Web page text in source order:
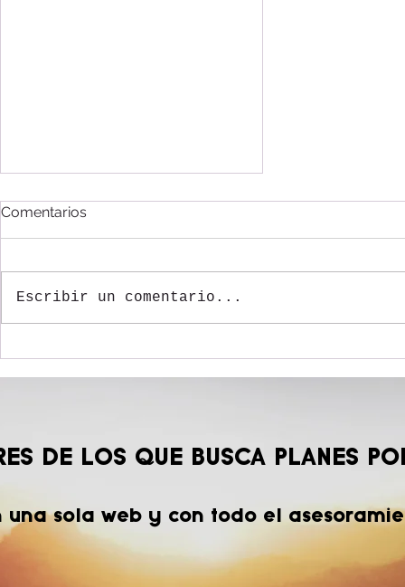
Comentarios
Escribir un comentario...
DE LOS QUE BUSCA PLANES
una sola web y con todo el